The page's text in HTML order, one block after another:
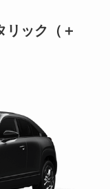
リック（＋